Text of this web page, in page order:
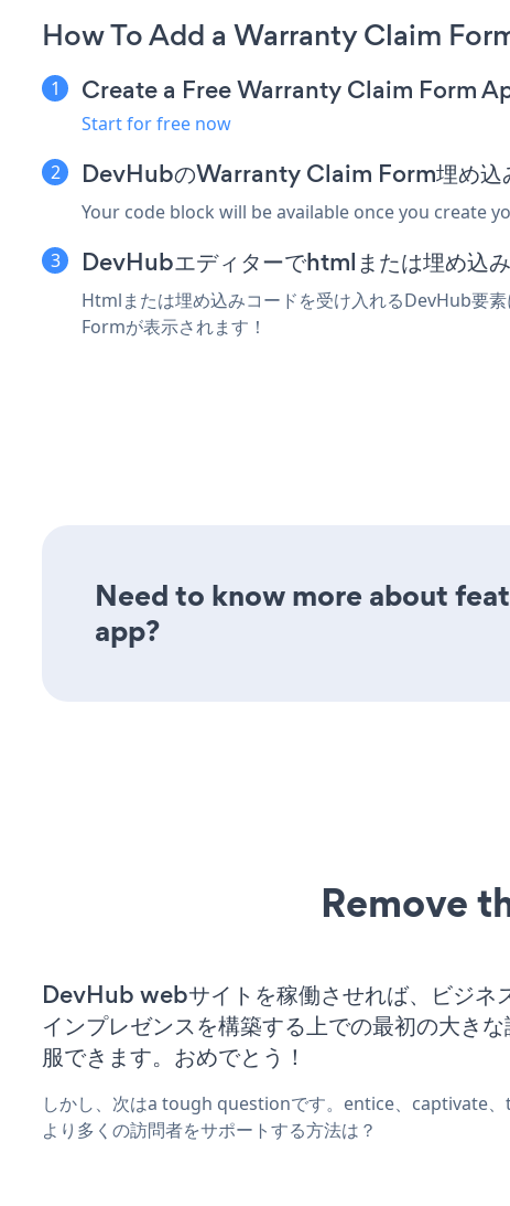
How To Add a Warranty Claim
Create a Free Warranty Claim Form
Start for free now
DevHubのWarranty Claim Form埋め込
Your code block will be available once you create
DevHubエディターでhtmlまたは埋め込
Htmlまたは埋め込みコードを受け入れるDevHub要
Formが表示されます！
Need to know more about
app?
Remove
DevHub webサイトを稼働させれば、ビジネ
インプレゼンスを構築する上での最初の大き
服できます。おめでとう！
しかし、次はa tough questionです。entice、captivate
より多くの訪問者をサポートする方法は？